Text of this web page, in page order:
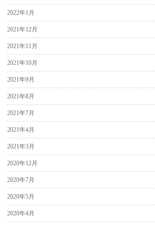
2022年1月
2021年12月
2021年11月
2021年10月
2021年9月
2021年8月
2021年7月
2021年4月
2021年3月
2020年12月
2020年7月
2020年5月
2020年4月